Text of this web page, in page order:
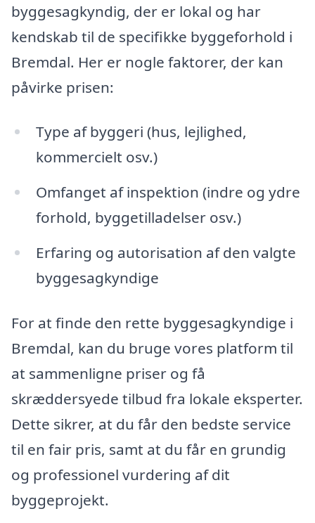
byggesagkyndig, der er lokal og har
kendskab til de specifikke byggeforhold i
Bremdal. Her er nogle faktorer, der kan
påvirke prisen:
Type af byggeri (hus, lejlighed,
kommercielt osv.)
Omfanget af inspektion (indre og ydre
forhold, byggetilladelser osv.)
Erfaring og autorisation af den valgte
byggesagkyndige
For at finde den rette byggesagkyndige i
Bremdal, kan du bruge vores platform til
at sammenligne priser og få
skræddersyede tilbud fra lokale eksperter.
Dette sikrer, at du får den bedste service
til en fair pris, samt at du får en grundig
og professionel vurdering af dit
byggeprojekt.